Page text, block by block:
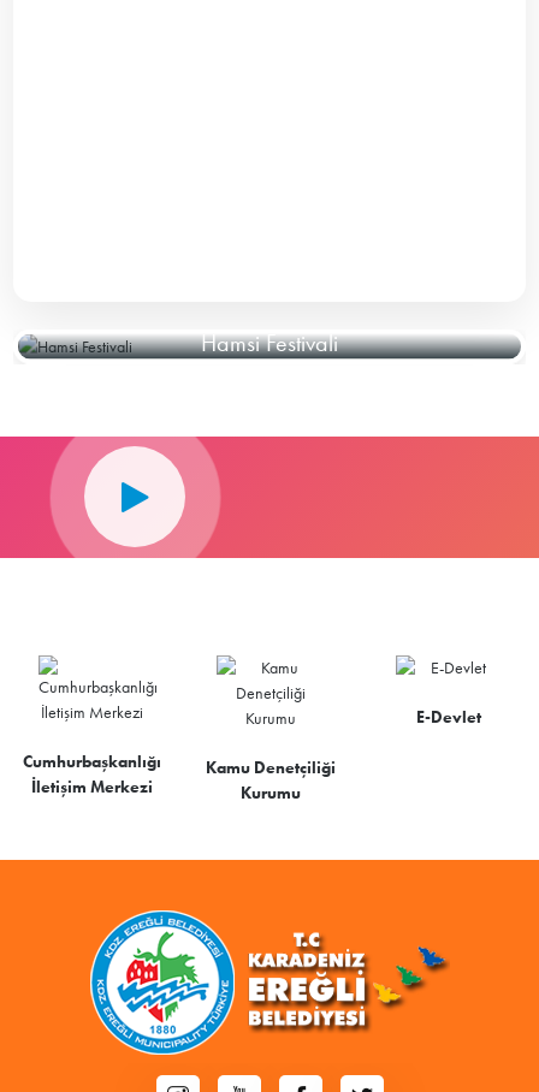
Hamsi Festivali
Cumhurbaşkanlığı
İletişim Merkezi
Kamu Denetçiliği
Kurumu
E-Devlet